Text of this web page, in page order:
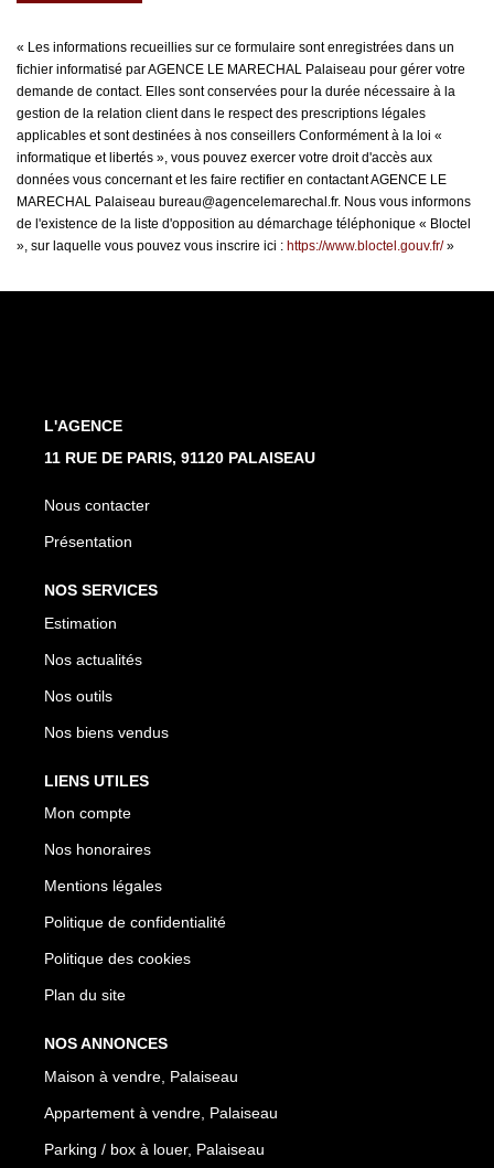
« Les informations recueillies sur ce formulaire sont enregistrées dans un
fichier informatisé par AGENCE LE MARECHAL Palaiseau pour gérer votre
demande de contact. Elles sont conservées pour la durée nécessaire à la
gestion de la relation client dans le respect des prescriptions légales
applicables et sont destinées à nos conseillers Conformément à la loi «
informatique et libertés », vous pouvez exercer votre droit d'accès aux
données vous concernant et les faire rectifier en contactant AGENCE LE
MARECHAL Palaiseau bureau@agencelemarechal.fr. Nous vous informons
de l'existence de la liste d'opposition au démarchage téléphonique « Bloctel
», sur laquelle vous pouvez vous inscrire ici : https://www.bloctel.gouv.fr/»
L'AGENCE
11 RUE DE PARIS, 91120 PALAISEAU
Nous contacter
Présentation
NOS SERVICES
Estimation
Nos actualités
Nos outils
Nos biens vendus
LIENS UTILES
Mon compte
Nos honoraires
Mentions légales
Politique de confidentialité
Politique des cookies
Plan du site
NOS ANNONCES
Maison à vendre, Palaiseau
Appartement à vendre, Palaiseau
Parking / box à louer, Palaiseau